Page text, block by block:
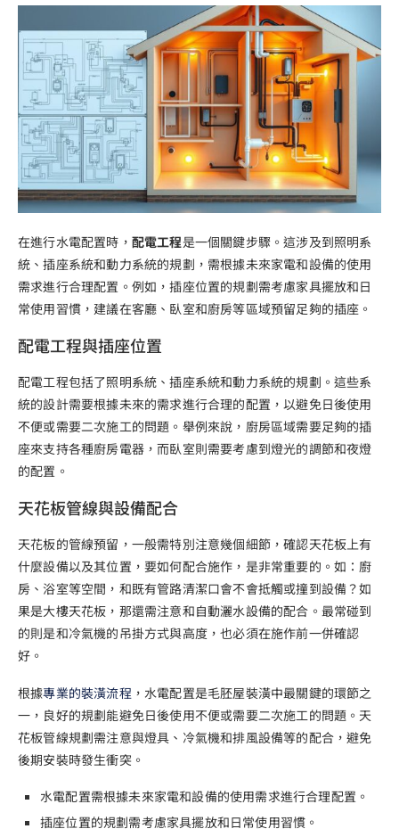
在進行水電配置時， 配電工程是一個關鍵步驟。這涉及到照明系
統、插座系統和動力系統的規劃，需根據未來家電和設備的使用
需求進行合理配置。例如，插座位置的規劃需考慮家具擺放和日
常使用習慣，建議在客廳、臥室和廚房等區域預留足夠的插座。
配電工程與插座位置
配電工程包括了照明系統、插座系統和動力系統的規劃。這些系
統的設計需要根據未來的需求進行合理的配置，以避免日後使用
不便或需要二次施工的問題。舉例來說，廚房區域需要足夠的插
座來支持各種廚房電器，而臥室則需要考慮到燈光的調節和夜燈
的配置。
天花板管線與設備配合
天花板的管線預留，一般需特別注意幾個細節，確認天花板上有
什麼設備以及其位置，要如何配合施作，是非常重要的。如：廚
房、浴室等空間，和既有管路清潔口會不會抵觸或撞到設備？如
果是大樓天花板，那還需注意和自動灑水設備的配合。最常碰到
的則是和冷氣機的吊掛方式與高度，也必須在施作前一併確認
好。
根據專業的裝潢流程 ，水電配置是毛胚屋裝潢中最關鍵的環節之
一，良好的規劃能避免日後使用不便或需要二次施工的問題。天
花板管線規劃需注意與燈具、冷氣機和排風設備等的配合，避免
後期安裝時發生衝突。
水電配置需根據未來家電和設備的使用需求進行合理配置。
插座位置的規劃需考慮家具擺放和日常使用習慣。